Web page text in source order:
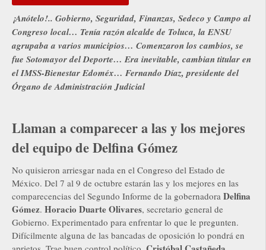
¡Anótelo!.. Gobierno, Seguridad, Finanzas, Sedeco y Campo al
Congreso local… Tenía razón alcalde de Toluca, la ENSU
agrupaba a varios municipios… Comenzaron los cambios, se
fue Sotomayor del Deporte… Era inevitable, cambian titular en
el IMSS-Bienestar Edoméx… Fernando Díaz, presidente del
Órgano de Administración Judicial
Llaman a comparecer a las y los mejores
del equipo de Delfina Gómez
No quisieron arriesgar nada en el Congreso del Estado de
México. Del 7 al 9 de octubre estarán las y los mejores en las
comparecencias del Segundo Informe de la gobernadora Delfina
Gómez. Horacio Duarte Olivares, secretario general de
Gobierno. Experimentado para enfrentar lo que le pregunten.
Difícilmente alguna de las bancadas de oposición lo pondrá en